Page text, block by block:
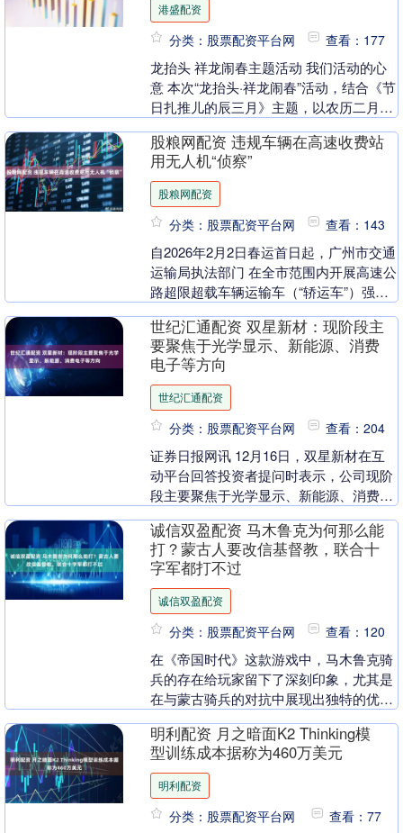
港盛配资
分类：股票配资平台网 查看：177
龙抬头 祥龙闹春主题活动 我们活动的心
意 本次“龙抬头·祥龙闹春”活动，结合《节
日扎推儿的辰三月》主题，以农历二月二
体验，带....
股粮网配资 违规车辆在高速收费站
用无人机“侦察”
股粮网配资
分类：股票配资平台网 查看：143
自2026年2月2日春运首日起，广州市交通
运输局执法部门 在全市范围内开展高速公
路超限超载车辆运输车（“轿运车”）强行
门在广....
世纪汇通配资 双星新材：现阶段主
要聚焦于光学显示、新能源、消费
电子等方向
世纪汇通配资
分类：股票配资平台网 查看：204
证券日报网讯 12月16日，双星新材在互
动平台回答投资者提问时表示，公司现阶
段主要聚焦于光学显示、新能源、消费电
深度。未来公....
诚信双盈配资 马木鲁克为何那么能
打？蒙古人要改信基督教，联合十
字军都打不过
诚信双盈配资
分类：股票配资平台网 查看：120
在《帝国时代》这款游戏中，马木鲁克骑
兵的存在给玩家留下了深刻印象，尤其是
在与蒙古骑兵的对抗中展现出独特的优
木鲁克骑兵，然而战....
明利配资 月之暗面K2 Thinking模
型训练成本据称为460万美元
明利配资
分类：股票配资平台网 查看：77